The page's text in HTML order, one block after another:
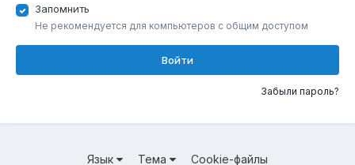
Запомнить
Не рекомендуется для компьютеров с общим доступом
Войти
Забыли пароль?
Язык Тема Cookie-файлы